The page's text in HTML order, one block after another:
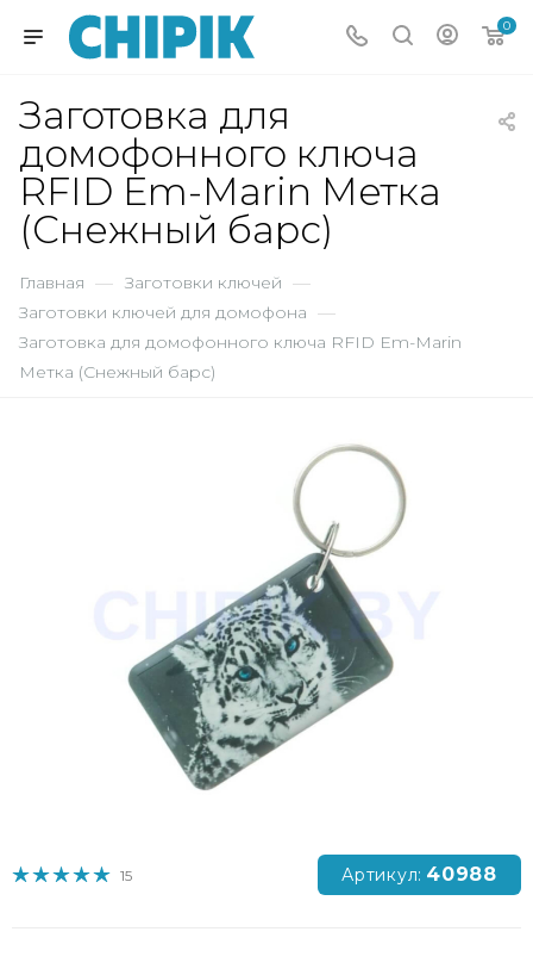
0
Заготовка для
домофонного ключа
RFID Em-Marin Метка
(Снежный барс)
Главная — Заготовки ключей —
Заготовки ключей для домофона —
Заготовка для домофонного ключа RFID Em-Marin
Метка (Снежный барс)
15 Артикул: 40988